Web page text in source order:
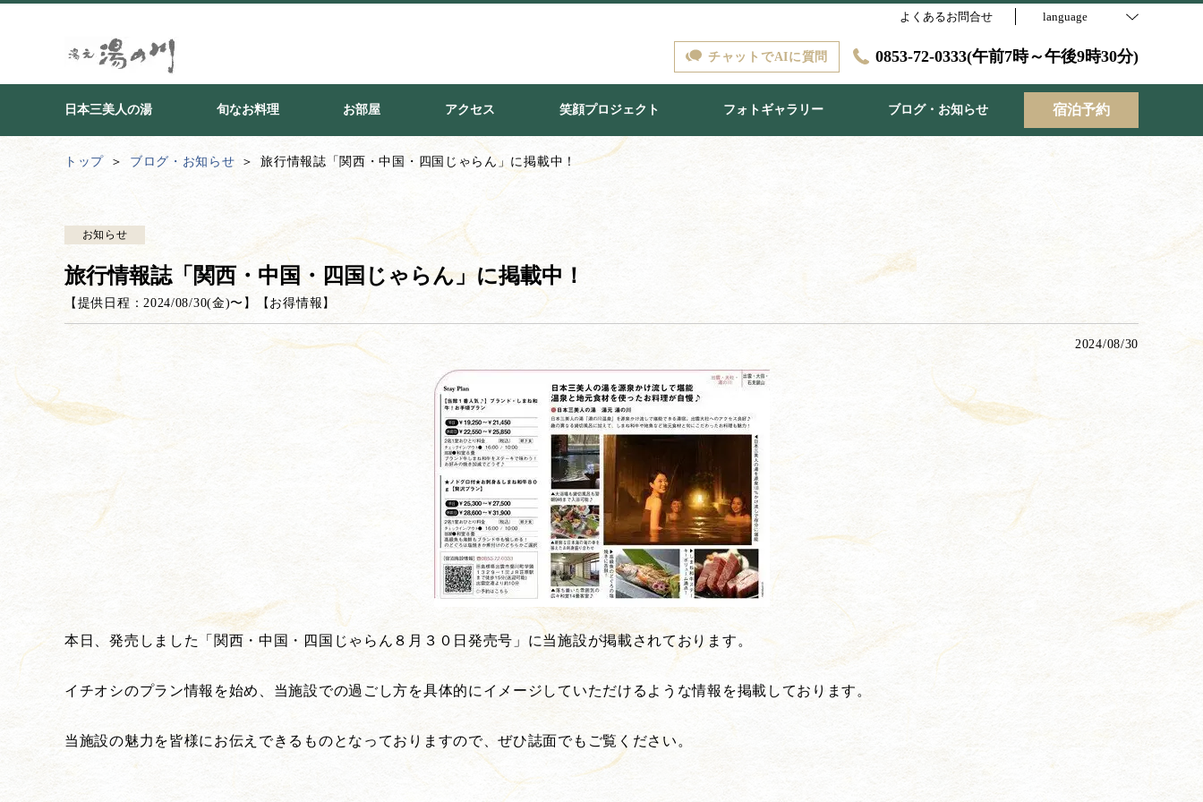
よくあるお問合せ language
チャットでAIに質問 0853-72-0333(午前7時～午後9時30分)
日本三美人の湯 旬なお料理 お部屋 アクセス 笑顔プロジェクト フォトギャラリー ブログ・お知らせ 宿泊予約
トップ ブログ・お知らせ 旅行情報誌「関西・中国・四国じゃらん」に掲載中！
お知らせ
旅行情報誌「関西・中国・四国じゃらん」に掲載中！
【提供日程：2024/08/30(金)〜】 【 お得情報 】
2024/08/30
本日、発売しました「関西・中国・四国じゃらん８月３０日発売号」に当施設が掲載されております。
イチオシのプラン情報を始め、当施設での過ごし方を具体的にイメージしていただけるような情報を掲載しております。
当施設の魅力を皆様にお伝えできるものとなっておりますので、ぜひ誌面でもご覧ください。